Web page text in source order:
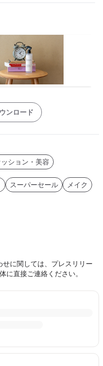
ンロード
ション・美容
スーパーセール
メイク
に関しては、プレスリリー
に直接ご連絡ください。